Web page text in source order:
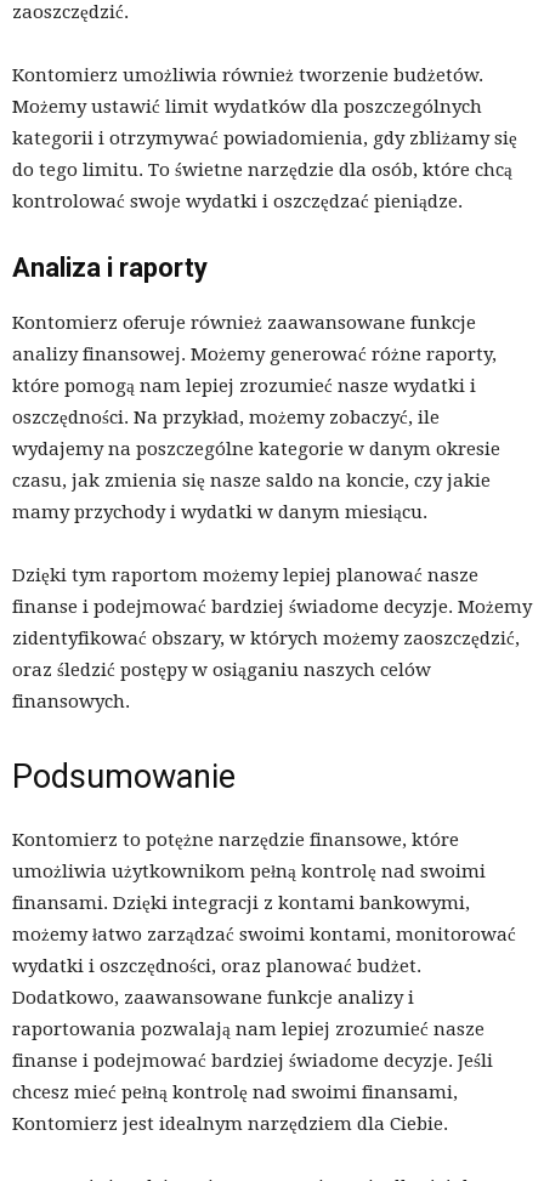
zaoszczędzić.
Kontomierz umożliwia również tworzenie budżetów.
Możemy ustawić limit wydatków dla poszczególnych
kategorii i otrzymywać powiadomienia, gdy zbliżamy się
do tego limitu. To świetne narzędzie dla osób, które chcą
kontrolować swoje wydatki i oszczędzać pieniądze.
Analiza i raporty
Kontomierz oferuje również zaawansowane funkcje
analizy finansowej. Możemy generować różne raporty,
które pomogą nam lepiej zrozumieć nasze wydatki i
oszczędności. Na przykład, możemy zobaczyć, ile
wydajemy na poszczególne kategorie w danym okresie
czasu, jak zmienia się nasze saldo na koncie, czy jakie
mamy przychody i wydatki w danym miesiącu.
Dzięki tym raportom możemy lepiej planować nasze
finanse i podejmować bardziej świadome decyzje. Możemy
zidentyfikować obszary, w których możemy zaoszczędzić,
oraz śledzić postępy w osiąganiu naszych celów
finansowych.
Podsumowanie
Kontomierz to potężne narzędzie finansowe, które
umożliwia użytkownikom pełną kontrolę nad swoimi
finansami. Dzięki integracji z kontami bankowymi,
możemy łatwo zarządzać swoimi kontami, monitorować
wydatki i oszczędności, oraz planować budżet.
Dodatkowo, zaawansowane funkcje analizy i
raportowania pozwalają nam lepiej zrozumieć nasze
finanse i podejmować bardziej świadome decyzje. Jeśli
chcesz mieć pełną kontrolę nad swoimi finansami,
Kontomierz jest idealnym narzędziem dla Ciebie.